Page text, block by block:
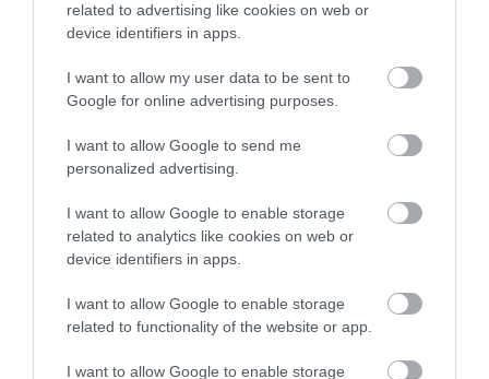
related to advertising like cookies on web or
device identifiers in apps.
I want to allow my user data to be sent to
Google for online advertising purposes.
I want to allow Google to send me
personalized advertising.
I want to allow Google to enable storage
related to analytics like cookies on web or
device identifiers in apps.
I want to allow Google to enable storage
related to functionality of the website or app.
I want to allow Google to enable storage
One Teaspoon And All The Worms In The Body
Die Instantly